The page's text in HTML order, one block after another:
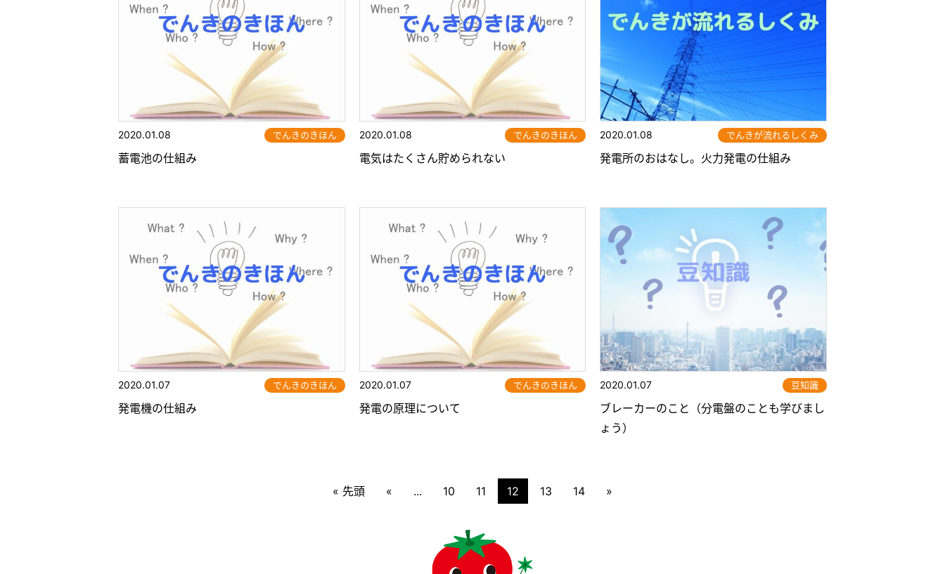
2020.01.08 でんきのきほん
蓄電池の仕組み
2020.01.08 でんきのきほん
電気はたくさん貯められない
2020.01.08 でんきが流れるしくみ
発電所のおはなし。火力発電の仕組み
2020.01.07 でんきのきほん
発電機の仕組み
2020.01.07 でんきのきほん
発電の原理について
2020.01.07 豆知識
ブレーカーのこと（分電盤のことも学びまし
ょう）
« 先頭 « ... 10 11 12 13 14 »